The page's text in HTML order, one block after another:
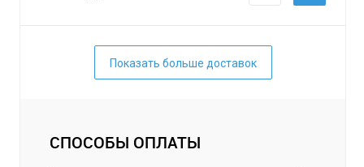
Показать больше доставок
СПОСОБЫ ОПЛАТЫ